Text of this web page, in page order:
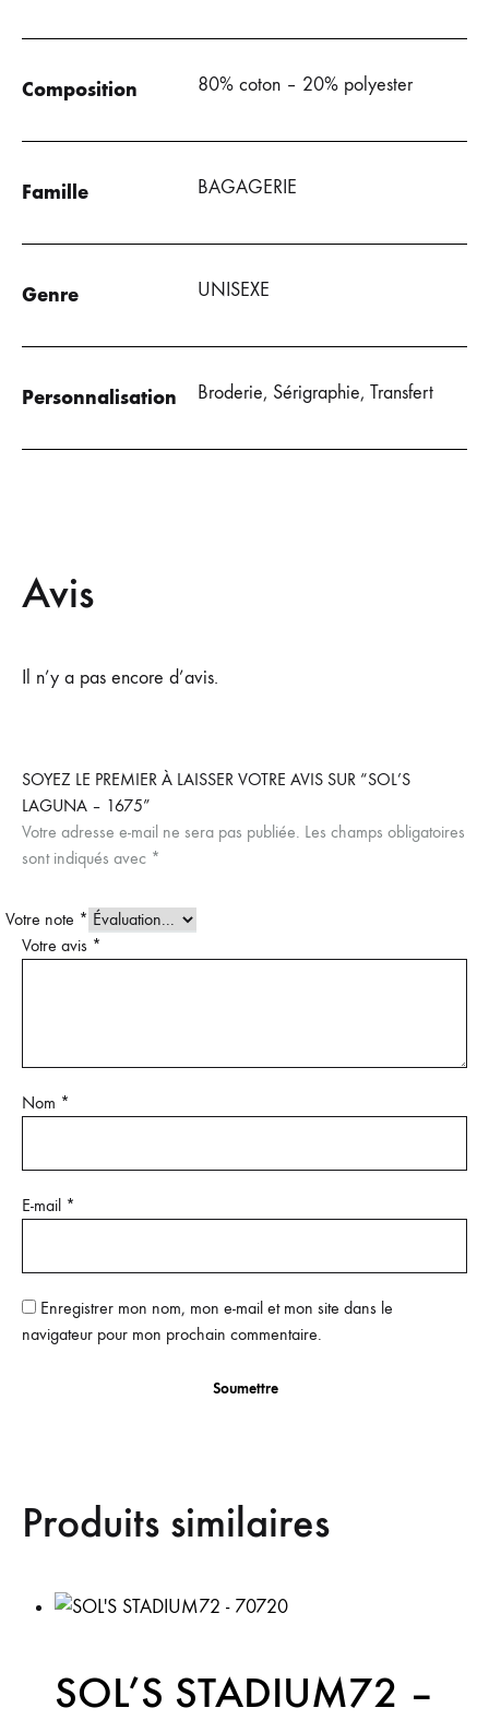
Composition 80% coton – 20% polyester
Famille BAGAGERIE
Genre UNISEXE
Personnalisation Broderie, Sérigraphie, Transfert
Avis
Il n’y a pas encore d’avis.
SOYEZ LE PREMIER À LAISSER VOTRE AVIS SUR “SOL’S
LAGUNA – 1675”
Votre adresse e-mail ne sera pas publiée. Les champs obligatoires
sont indiqués avec *
Votre note *
Votre avis *
Nom *
E-mail *
Enregistrer mon nom, mon e-mail et mon site dans le
navigateur pour mon prochain commentaire.
Produits similaires
SOL’S STADIUM72 –